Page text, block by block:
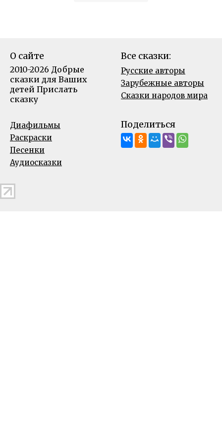
О сайте
2010-2026 Добрые
сказки для Ваших
детей Прислать
сказку
Все сказки:
Русские авторы
Зарубежные авторы
Сказки народов мира
Диафильмы
Раскраски
Песенки
Аудиосказки
Поделиться